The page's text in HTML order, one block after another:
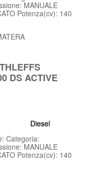
MANUALE
Potenza(cv): 140
DS ACTIVE
Diesel
Categoria:
MANUALE
Potenza(cv): 140